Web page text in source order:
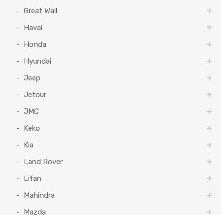
Great Wall
Haval
Honda
Hyundai
Jeep
Jetour
JMC
Keko
Kia
Land Rover
Lifan
Mahindra
Mazda